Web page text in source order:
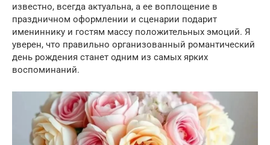
известно, всегда актуальна, а ее воплощение в
праздничном оформлении и сценарии подарит
имениннику и гостям массу положительных эмоций. Я
уверен, что правильно организованный романтический
день рождения станет одним из самых ярких
воспоминаний.